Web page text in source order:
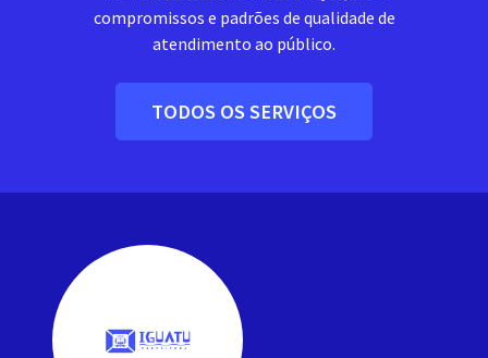
compromissos e padrões de qualidade de
atendimento ao público.
TODOS OS SERVIÇOS